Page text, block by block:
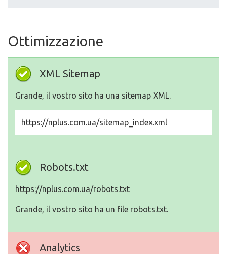
Ottimizzazione
XML Sitemap
Grande, il vostro sito ha una sitemap XML.
https://nplus.com.ua/sitemap_index.xml
Robots.txt
https://nplus.com.ua/robots.txt
Grande, il vostro sito ha un file robots.txt.
Analytics